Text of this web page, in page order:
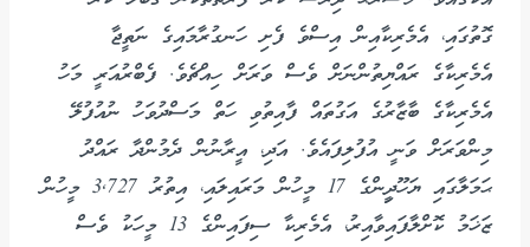
ގޮތުގައި، އެމެރިކާއިން އިސްވެ ފެށި ހަނގުރާމައިގެ ނަތީޖާ
އެމެރިކާގެ ރައްޔިތުންނަށް ވެސް ވަރަށް ހިއްޗެވެ. ފެބްރުއަރީ މަހު
އެމެރިކާގެ ބާޒާރުގެ އަގުތައް ފާއިތުވި ހަތް މަސްދުވަހު ނުއުފުލޭ
މިންވަރަށް ވަނީ އުފުލިފައެވެ. އަދި، އީރާނުން ދެމުންދާ ރައްދު
ޙަމަލާގައި ޔަހޫދީިންގެ 17 މީހުން މަރައިލައި، އިތުރު 3,727 މީހުން
ޒަޚަމު ކޮށްލާފައިވާއިރު، އެމެރިކާ ސިފައިންގެ 13 މީހަކު ވެސް